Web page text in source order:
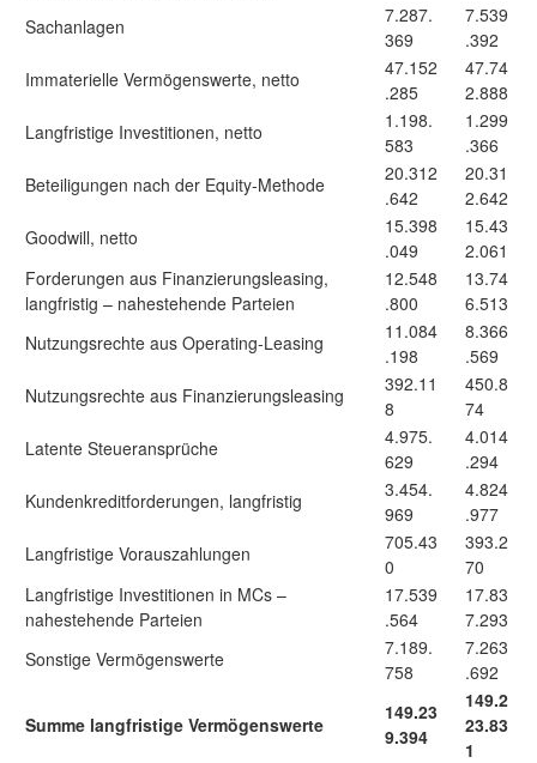
Sachanlagen
7.287.
369
7.539
.392
Immaterielle Vermögenswerte, netto
47.152
.285
47.74
2.888
Langfristige Investitionen, netto
1.198.
583
1.299
.366
Beteiligungen nach der Equity-Methode
20.312
.642
20.31
2.642
Goodwill, netto
15.398
.049
15.43
2.061
Forderungen aus Finanzierungsleasing,
langfristig – nahestehende Parteien
12.548
.800
13.74
6.513
Nutzungsrechte aus Operating-Leasing
11.084
.198
8.366
.569
Nutzungsrechte aus Finanzierungsleasing
392.11
8
450.8
74
Latente Steueransprüche
4.975.
629
4.014
.294
Kundenkreditforderungen, langfristig
3.454.
969
4.824
.977
Langfristige Vorauszahlungen
705.43
0
393.2
70
Langfristige Investitionen in MCs –
nahestehende Parteien
17.539
.564
17.83
7.293
Sonstige Vermögenswerte
7.189.
758
7.263
.692
Summe langfristige Vermögenswerte
149.23
9.394
149.2
23.83
1